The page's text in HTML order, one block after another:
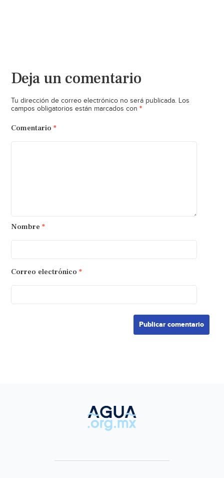
Deja un comentario
Tu dirección de correo electrónico no será publicada. Los
campos obligatorios están marcados con *
Comentario *
Nombre *
Correo electrónico *